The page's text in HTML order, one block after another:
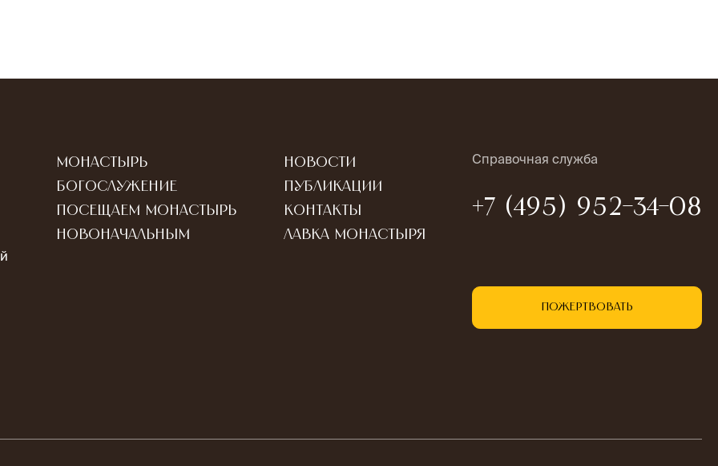
Монастырь
Богослужение
Посещаем монастырь
Новоначальным
Новости
Публикации
Контакты
Лавка монастыря
Справочная служба
+7 (495) 952-34-08
Пожертвовать